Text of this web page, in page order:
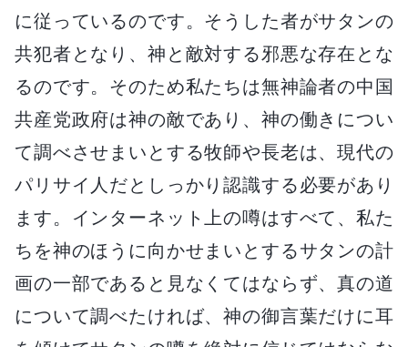
に従っているのです。そうした者がサタンの
共犯者となり、神と敵対する邪悪な存在とな
るのです。そのため私たちは無神論者の中国
共産党政府は神の敵であり、神の働きについ
て調べさせまいとする牧師や長老は、現代の
パリサイ人だとしっかり認識する必要があり
ます。インターネット上の噂はすべて、私た
ちを神のほうに向かせまいとするサタンの計
画の一部であると見なくてはならず、真の道
について調べたければ、神の御言葉だけに耳